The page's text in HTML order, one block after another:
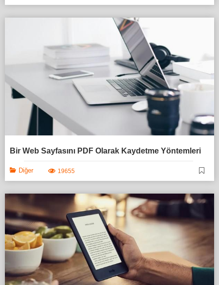
Bir Web Sayfasını PDF Olarak Kaydetme Yöntemleri
Diğer 19655